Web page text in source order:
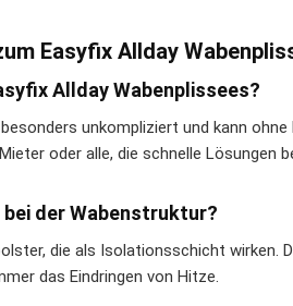
Easyfix Allday
Allday Wabenplissees?
unkompliziert und kann
oder alle, die schnelle Lösungen
der Wabenstruktur?
die als Isolationsschicht wirken.
das Eindringen von Hitze.